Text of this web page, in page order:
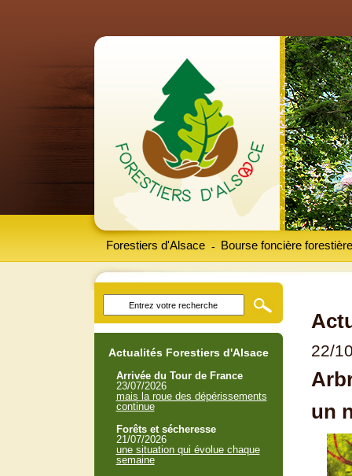
Forestiers d'Alsace Bourse foncière forestière
-
22/
un
Actualités Forestiers d'Alsace
Arrivée du Tour de France
23/07/2026
mais la roue des dépérissements
continue
Forêts et sécheresse
21/07/2026
une situation qui évolue chaque
semaine